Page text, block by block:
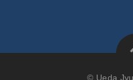
© Ueda